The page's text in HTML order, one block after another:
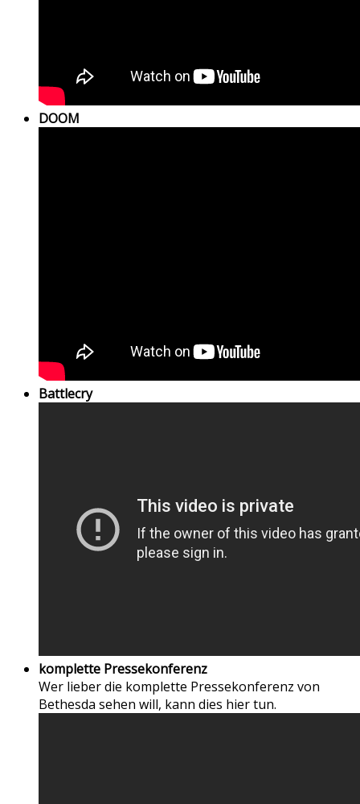
DOOM
Battlecry
komplette Pressekonferenz
Wer lieber die komplette Pressekonferenz von
Bethesda sehen will, kann dies hier tun.